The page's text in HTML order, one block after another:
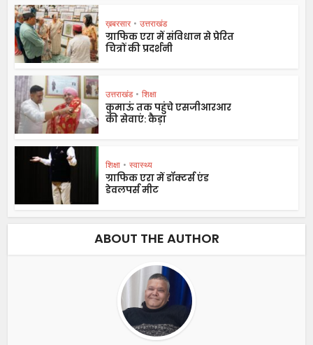
ख़बरसार • उत्तराखंड
ग्राफिक एरा में संविधान से प्रेरित
चित्रों की प्रदर्शनी
उत्तराखंड • शिक्षा
कुमाऊं तक पहुंचे एसजीआरआर
की सेवाएं: कैड़ा
शिक्षा • स्वास्थ्य
ग्राफिक एरा में डॉक्टर्स एंड
डेवलपर्स मीट
ABOUT THE AUTHOR